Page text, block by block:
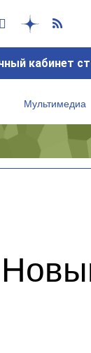
кабинет
Мультимедиа